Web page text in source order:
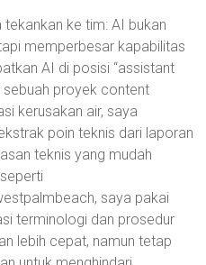
ke tim: AI bukan
memperbesar kapabilitas
AI di posisi “assistant
sebuah proyek content
kerusakan air, saya
poin teknis dari laporan
teknis yang mudah
saya pakai
terminologi dan prosedur
lebih cepat, namun tetap